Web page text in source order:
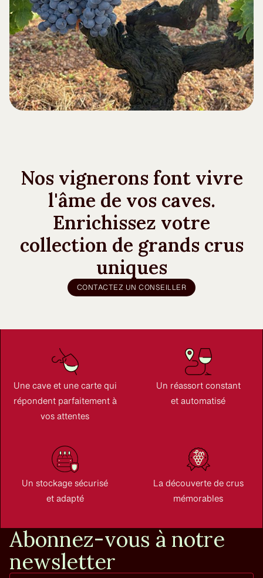
Nos vignerons font vivre
l'âme de vos caves.
Enrichissez votre
collection de grands crus
uniques
CONTACTEZ UN CONSEILLER
Une cave et une carte qui
répondent parfaitement à
vos attentes
Un réassort constant
et automatisé
Un stockage sécurisé
et adapté
La découverte de crus
mémorables
Abonnez-vous à notre
newsletter